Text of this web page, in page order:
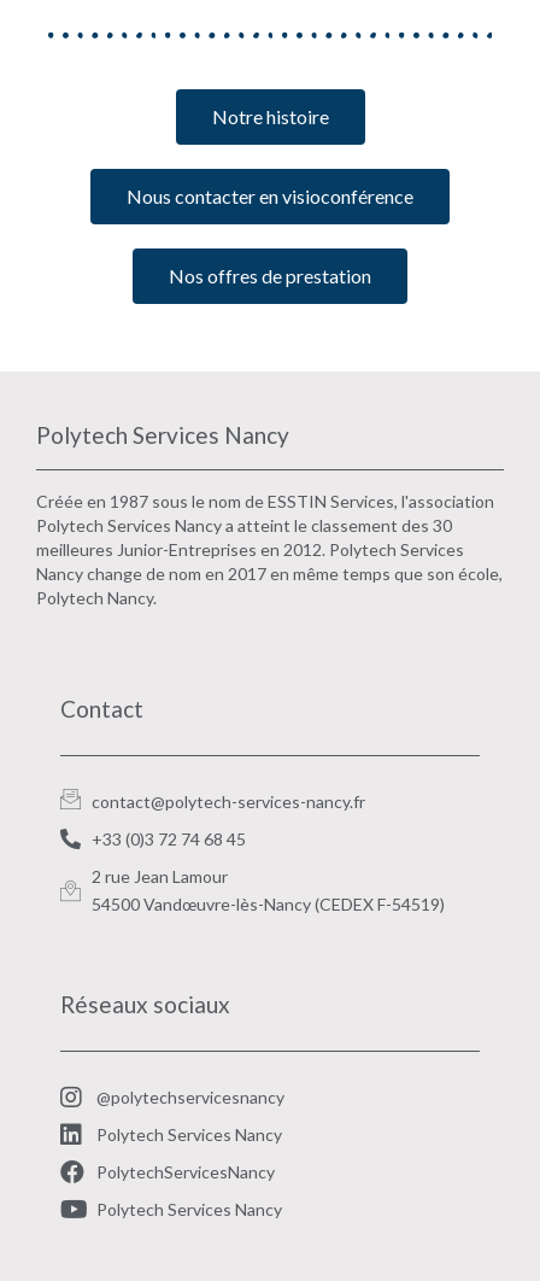
Notre histoire
Nous contacter en visioconférence
Nos offres de prestation
Polytech Services Nancy
Créée en 1987 sous le nom de ESSTIN Services, l'association
Polytech Services Nancy a atteint le classement des 30
meilleures Junior-Entreprises en 2012. Polytech Services
Nancy change de nom en 2017 en même temps que son école,
Polytech Nancy.
Contact
contact@polytech-services-nancy.fr
+33 (0)3 72 74 68 45
2 rue Jean Lamour
54500 Vandœuvre-lès-Nancy (CEDEX F-54519)
Réseaux sociaux
@polytechservicesnancy
Polytech Services Nancy
PolytechServicesNancy
Polytech Services Nancy